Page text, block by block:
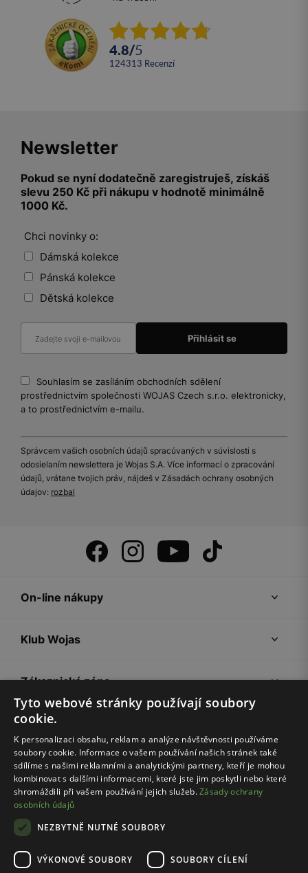
4.8/5
124313 recenzí
Newsletter
Pokud se nyní dodatečně zaregistruješ, získáš
slevu 250 Kč při nákupu v hodnotě minimálně
1000 Kč.
Chci novinky o:
Dámská kolekce
Pánská kolekce
Dětská kolekce
Souhlasím se zasíláním obchodních sdělení
prostřednictvím společnosti WOJAS Czech s.r.o. elektronicky,
a to prostřednictvím e-mailu.
Správcem vašich osobních údajů spracúvaných v súvislosti s
odosielaním newslettera je Wojas S.A. Více informací o zpracování
údajů, vrátane tvojich práv, nájdeš v Zásadách ochrany osobných
údajov: rozbal
On-line nákupy
Klub Wojas
Zákaznická zóna
Společnost Wojas
Rady
Tyto webové stránky používají soubory
cookie.
K personalizaci obsahu, reklam a analýze návštěvnosti používáme
soubory cookie. Informace o vašem používání našich stránek také
sdílíme s našimi reklamními a analytickými partnery, kteří je mohou
kombinovat s dalšími informacemi, které jste jim poskytli nebo které
shromáždili při vašem používání jejich služeb.Zásady ochrany
osobních údajů
NEZBYTNĚ NUTNÉ SOUBORY
VÝKONOVÉ SOUBORY SOUBORY CÍLENÍ